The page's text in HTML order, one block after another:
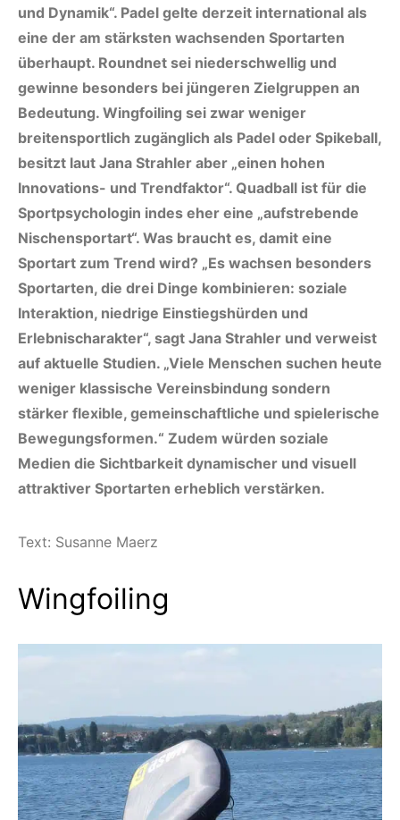
und Dynamik“. Padel gelte derzeit international als
eine der am stärksten wachsenden Sportarten
überhaupt. Roundnet sei niederschwellig und
gewinne besonders bei jüngeren Zielgruppen an
Bedeutung. Wingfoiling sei zwar weniger
breitensportlich zugänglich als Padel oder Spikeball,
besitzt laut Jana Strahler aber „einen hohen
Innovations- und Trendfaktor“. Quadball ist für die
Sportpsychologin indes eher eine „aufstrebende
Nischensportart“. Was braucht es, damit eine
Sportart zum Trend wird? „Es wachsen besonders
Sportarten, die drei Dinge kombinieren: soziale
Interaktion, niedrige Einstiegshürden und
Erlebnischarakter“, sagt Jana Strahler und verweist
auf aktuelle Studien. „Viele Menschen suchen heute
weniger klassische Vereinsbindung sondern
stärker flexible, gemeinschaftliche und spielerische
Bewegungsformen.“ Zudem würden soziale
Medien die Sichtbarkeit dynamischer und visuell
attraktiver Sportarten erheblich verstärken.
Text: Susanne Maerz
Wingfoiling